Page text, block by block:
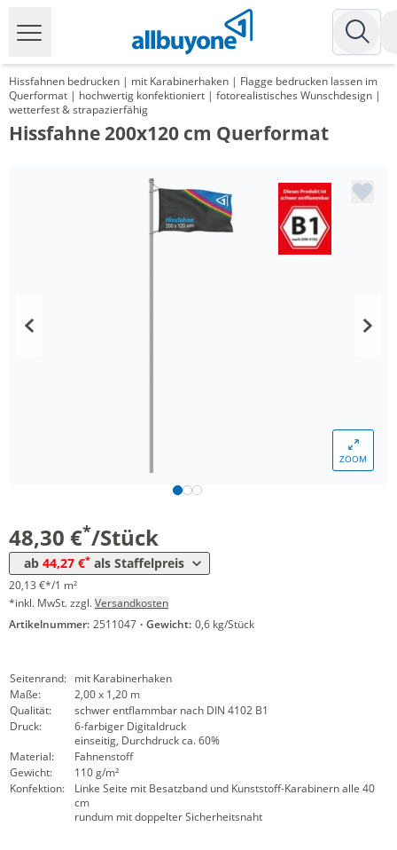
Hissfahnen bedrucken | mit Karabinerhaken | Flagge bedrucken lassen im
Querformat | hochwertig konfektioniert | fotorealistisches Wunschdesign |
wetterfest & strapazierfähig
Hissfahne 200x120 cm Querformat
ZOOM
48,30 €*/Stück
ab 44,27 €* als Staffelpreis
47,53 €
20,13 €*/1 m²
*inkl. MwSt. zzgl.Versandkosten
Artikelnummer: 2511047 · Gewicht: 0,6 kg/Stück
Seitenrand: mit Karabinerhaken
Maße:
2,00 x 1,20 m
Qualität:
schwer entflammbar nach DIN 4102 B1
Druck:
6-farbiger Digitaldruck
einseitig, Durchdruck ca. 60%
Material:
Fahnenstoff
Gewicht:
110 g/m²
Konfektion:
Linke Seite mit Besatzband und Kunststoff-Karabinern alle 40
cm
rundum mit doppelter Sicherheitsnaht